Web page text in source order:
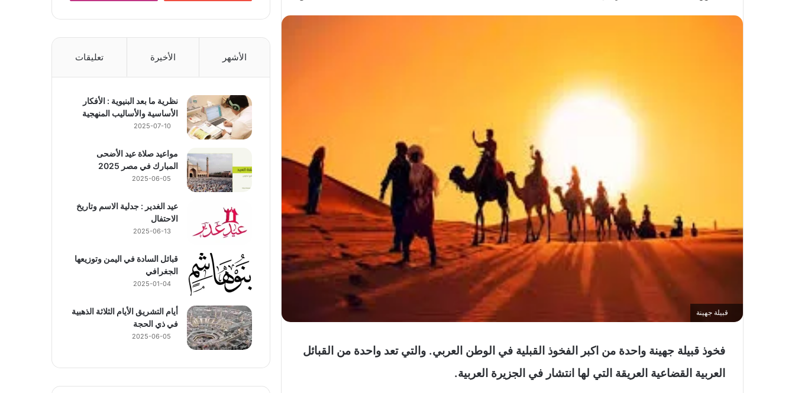
قبيلة جهينة
فخوذ قبيلة جهينة واحدة من اكبر الفخوذ القبلية في الوطن العربي. والتي تعد واحدة من القبائل
العربية القضاعية العريقة التي لها انتشار في الجزيرة العربية.
الأشهر الأخيرة تعليقات
نظرية ما بعد البنيوية : الأفكار
الأساسية والأساليب المنهجية
2025-07-10
مواعيد صلاة عيد الأضحى
المبارك في مصر 2025
2025-06-05
عيد الغدير : جدلية الاسم وتاريخ
الاحتفال
2025-06-13
قبائل السادة في اليمن وتوزيعها
الجغرافي
2025-01-04
أيام التشريق الأيام الثلاثة الذهبية
في ذي الحجة
2025-06-05